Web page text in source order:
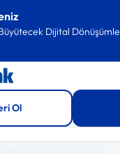
Dijital Dönüşümle
Ol